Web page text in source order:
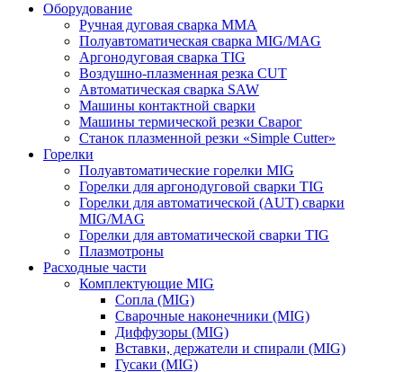
Оборудование
Ручная дуговая сварка ММА
Полуавтоматическая сварка MIG/MAG
Аргонодуговая сварка TIG
Воздушно-плазменная резка CUT
Автоматическая сварка SAW
Машины контактной сварки
Машины термической резки Сварог
Станок плазменной резки «Simple Cutter»
Горелки
Полуавтоматические горелки MIG
Горелки для аргонодуговой сварки TIG
Горелки для автоматической (AUT) сварки
MIG/MAG
Горелки для автоматической сварки TIG
Плазмотроны
Расходные части
Комплектующие MIG
Сопла (MIG)
Сварочные наконечники (MIG)
Диффузоры (MIG)
Вставки, держатели и спирали (MIG)
Гусаки (MIG)